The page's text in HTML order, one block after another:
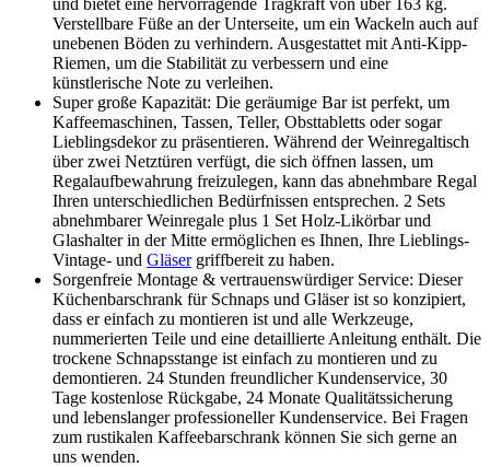
Verstellbare Füße an der Unterseite, um ein Wackeln auch auf
unebenen Böden zu verhindern. Ausgestattet mit Anti-Kipp-
Riemen, um die Stabilität zu verbessern und eine
künstlerische Note zu verleihen.
Super große Kapazität: Die geräumige Bar ist perfekt, um
Kaffeemaschinen, Tassen, Teller, Obsttabletts oder sogar
Lieblingsdekor zu präsentieren. Während der Weinregaltisch
über zwei Netztüren verfügt, die sich öffnen lassen, um
Regalaufbewahrung freizulegen, kann das abnehmbare Regal
Ihren unterschiedlichen Bedürfnissen entsprechen. 2 Sets
abnehmbarer Weinregale plus 1 Set Holz-Likörbar und
Glashalter in der Mitte ermöglichen es Ihnen, Ihre Lieblings-
Vintage- und Gläsergriffbereit zu haben.
Sorgenfreie Montage & vertrauenswürdiger Service: Dieser
Küchenbarschrank für Schnaps und Gläser ist so konzipiert,
dass er einfach zu montieren ist und alle Werkzeuge,
nummerierten Teile und eine detaillierte Anleitung enthält. Die
trockene Schnapsstange ist einfach zu montieren und zu
demontieren. 24 Stunden freundlicher Kundenservice, 30
Tage kostenlose Rückgabe, 24 Monate Qualitätssicherung
und lebenslanger professioneller Kundenservice. Bei Fragen
zum rustikalen Kaffeebarschrank können Sie sich gerne an
uns wenden.